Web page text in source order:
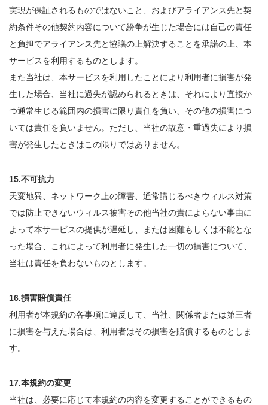
実現が保証されるものではないこと、およびアライアンス先と契
約条件その他契約内容について紛争が生じた場合には自己の責任
と負担でアライアンス先と協議の上解決することを承諾の上、本
サービスを利用するものとします。
また当社は、本サービスを利用したことにより利用者に損害が発
生した場合、当社に過失が認められるときは、それにより直接か
つ通常生じる範囲内の損害に限り責任を負い、その他の損害につ
いては責任を負いません。ただし、当社の故意・重過失により損
害が発生したときはこの限りではありません。
15.不可抗力
天変地異、ネットワーク上の障害、通常講じるべきウィルス対策
では防止できないウィルス被害その他当社の責によらない事由に
よって本サービスの提供が遅延し、または困難もしくは不能とな
った場合、これによって利用者に発生した一切の損害について、
当社は責任を負わないものとします。
16.損害賠償責任
利用者が本規約の各事項に違反して、当社、関係者または第三者
に損害を与えた場合は、利用者はその損害を賠償するものとしま
す。
17.本規約の変更
当社は、必要に応じて本規約の内容を変更することができるもの